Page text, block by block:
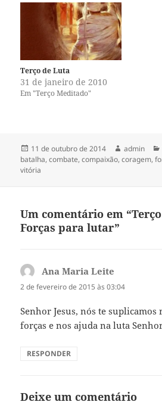
r
(
a
b
r
e
a
j
a
o
F
a
c
e
b
o
o
a
b
r
v
a
j
Terço de Luta
31 de janeiro de 2010
Em "Terço Meditado"
Publicado
em
11 de outubro de 2014 Autor
admin
batalha,combate,compaixão,coragem,
vitória
Um comentário em
Forças para lutar”
Ana Maria Leite
2 de fevereiro de 2015 às 03:04
Senhor Jesus, nós te suplicamos
forças e nos ajuda na luta
RESPONDER
Deixe um comentário